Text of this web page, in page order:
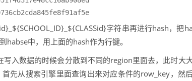
字符串再进行hash，把
中，用上面的hash作为行键。
入数据的时候会分散到不同的region里面去，此时大
先从搜索引擎里面查询出来对应条件的row_key，然